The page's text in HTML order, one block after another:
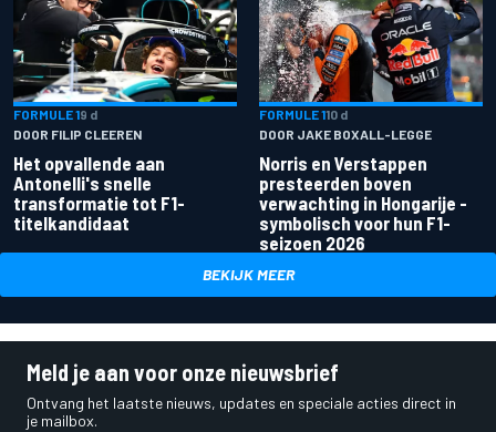
FORMULE 19 d
DOOR FILIP CLEEREN
Het opvallende aan
Antonelli's snelle
transformatie tot F1-
titelkandidaat
FORMULE 110 d
DOOR JAKE BOXALL-LEGGE
Norris en Verstappen
presteerden boven
verwachting in Hongarije -
symbolisch voor hun F1-
seizoen 2026
BEKIJK MEER
Meld je aan voor onze nieuwsbrief
Ontvang het laatste nieuws, updates en speciale acties direct in
je mailbox.